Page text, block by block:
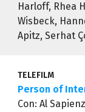
Harloff, Rhea
Wisbeck,
Apitz, Serhat
TELEFILM
Person of
Con: Al